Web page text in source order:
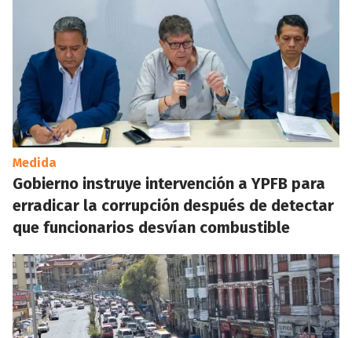
Medida
Gobierno instruye intervención a YPFB para
erradicar la corrupción después de detectar
que funcionarios desvían combustible